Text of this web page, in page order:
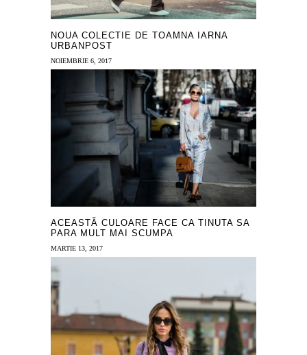
NOUA COLECTIE DE TOAMNA IARNA
URBANPOST
NOIEMBRIE 6, 2017
ACEASTĂ CULOARE FACE CA TINUTA SA
PARA MULT MAI SCUMPA
MARTIE 13, 2017